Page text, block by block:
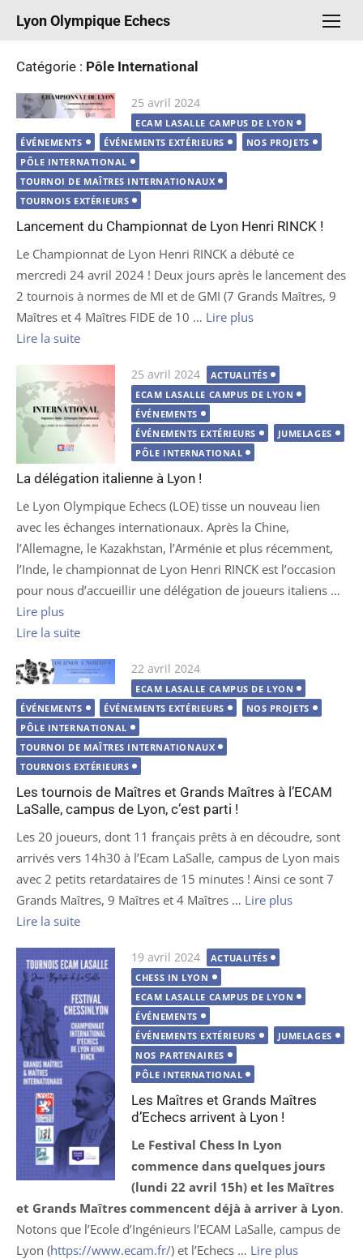
Lyon Olympique Echecs
Catégorie : Pôle International
Publié
le
25 avril 2024
ECAM LASALLE CAMPUS DE LYON
ÉVÉNEMENTS
ÉVÉNEMENTS EXTÉRIEURS
NOS PROJETS
PÔLE INTERNATIONAL
TOURNOI DE MAÎTRES INTERNATIONAUX
TOURNOIS EXTÉRIEURS
Lancement du Championnat de Lyon Henri RINCK !
Le Championnat de Lyon Henri RINCK a débuté ce
mercredi 24 avril 2024 ! Deux jours après le lancement des
2 tournois à normes de MI et de GMI (7 Grands Maîtres, 9
Maîtres et 4 Maîtres FIDE de 10 … Lire plus
Lire la suite
Publié
le
25 avril 2024
ACTUALITÉS
ECAM LASALLE CAMPUS DE LYON
ÉVÉNEMENTS
ÉVÉNEMENTS EXTÉRIEURS
JUMELAGES
PÔLE INTERNATIONAL
La délégation italienne à Lyon !
Le Lyon Olympique Echecs (LOE) tisse un nouveau lien
avec les échanges internationaux. Après la Chine,
l’Allemagne, le Kazakhstan, l’Arménie et plus récemment,
l’Inde, le championnat de Lyon Henri RINCK est l’occasion
pour nous d’accueillir une délégation de joueurs italiens …
Lire plus
Lire la suite
Publié
le
22 avril 2024
ECAM LASALLE CAMPUS DE LYON
ÉVÉNEMENTS
ÉVÉNEMENTS EXTÉRIEURS
NOS PROJETS
PÔLE INTERNATIONAL
TOURNOI DE MAÎTRES INTERNATIONAUX
TOURNOIS EXTÉRIEURS
Les tournois de Maîtres et Grands Maîtres à l’ECAM
LaSalle, campus de Lyon, c’est parti !
Les 20 joueurs, dont 11 français prêts à en découdre, sont
arrivés vers 14h30 à l’Ecam LaSalle, campus de Lyon mais
avec 2 petits retardataires de 15 minutes ! Ainsi ce sont 7
Grands Maîtres, 9 Maîtres et 4 Maîtres … Lire plus
Lire la suite
Publié
le
19 avril 2024
ACTUALITÉS
CHESS IN LYON
ECAM LASALLE CAMPUS DE LYON
ÉVÉNEMENTS
ÉVÉNEMENTS EXTÉRIEURS
JUMELAGES
NOS PARTENAIRES
PÔLE INTERNATIONAL
Les Maîtres et Grands Maîtres
d’Echecs arrivent à Lyon !
Le Festival Chess In Lyon
commence dans quelques jours
(lundi 22 avril 15h) et les Maîtres
et Grands Maîtres commencent déjà à arriver à Lyon.
Notons que l’Ecole d’Ingénieurs l’ECAM LaSalle, campus de
Lyon (https://www.ecam.fr/) et l’Echecs … Lire plus